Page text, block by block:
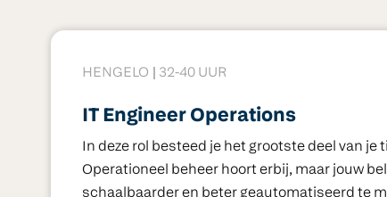
HENGELO 32-40 UUR
IT Engineer Operations
In deze rol besteed je het grootste deel van
Operationeel beheer hoort erbij, maar jouw
schaalbaarder en beter geautomatiseerd te